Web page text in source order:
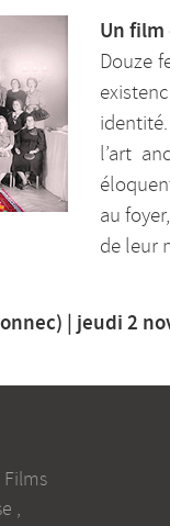
Un film
Douze
l’art
au
de leur
| jeudi 2
,